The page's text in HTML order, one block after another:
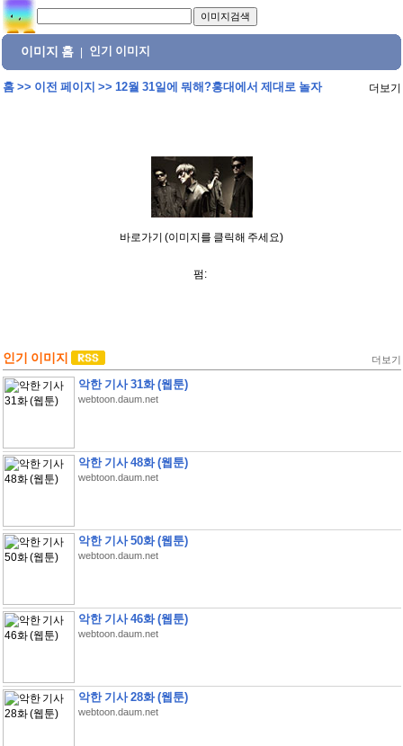
이미지 홈 인기 이미지
홈>> 이전 페이지 >> 12월 31일에 뭐해?홍대에서 제대로 놀자 더보기
바로가기 (이미지를 클릭해 주세요)
펌:
인기 이미지 더보기
악한 기사 31화 (웹툰)
webtoon.daum.net
악한 기사 48화 (웹툰)
webtoon.daum.net
악한 기사 50화 (웹툰)
webtoon.daum.net
악한 기사 46화 (웹툰)
webtoon.daum.net
악한 기사 28화 (웹툰)
webtoon.daum.net